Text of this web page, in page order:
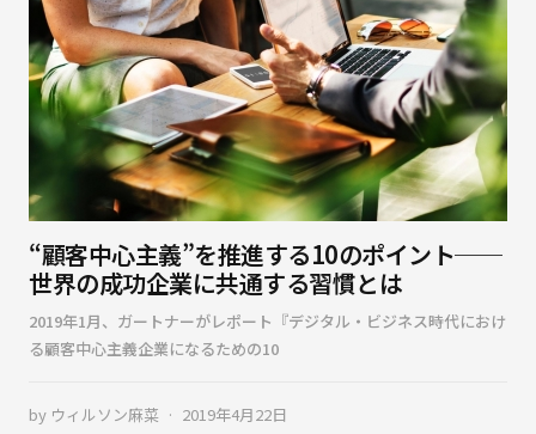
“顧客中心主義”を推進する10のポイント──
世界の成功企業に共通する習慣とは
2019年1月、ガートナーがレポート『デジタル・ビジネス時代におけ
る顧客中心主義企業になるための10
by ウィルソン麻菜 2019年4月22日